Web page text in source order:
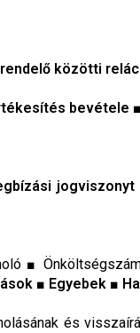
közötti
bevétele
jogviszonyt
■
■ Egyebek ■
és